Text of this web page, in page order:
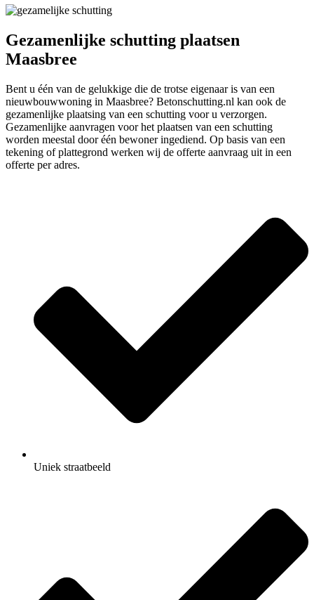
Gezamenlijke schutting plaatsen
Maasbree
Bent u één van de gelukkige die de trotse eigenaar is van een
nieuwbouwwoning in Maasbree? Betonschutting.nl kan ook de
gezamenlijke plaatsing van een schutting voor u verzorgen.
Gezamenlijke aanvragen voor het plaatsen van een schutting
worden meestal door één bewoner ingediend. Op basis van een
tekening of plattegrond werken wij de offerte aanvraag uit in een
offerte per adres.
Uniek straatbeeld